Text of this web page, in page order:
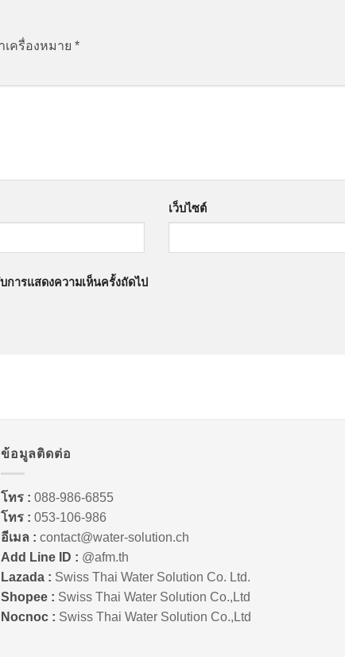
ครื่องหมาย *
เว็บไซต์
ารแสดงความเห็นครั้งถัดไป
ข้อมูลติดต่อ
โทร : 088-986-6855
โทร : 053-106-986
อีเมล : contact@water-solution.ch
Add Line ID : @afm.th
Lazada : Swiss Thai Water Solution Co. Ltd.
Shopee : Swiss Thai Water Solution Co.,Ltd
Nocnoc : Swiss Thai Water Solution Co.,Ltd